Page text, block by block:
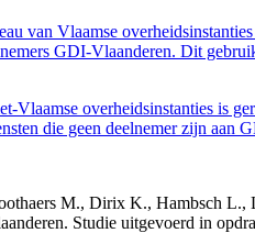
van Vlaamse
GDI-Vlaanderen. Dit
overheidsinstanties is
die geen deelnemer zijn aan
M., Dirix K., Hambsch
Studie uitgevoerd in